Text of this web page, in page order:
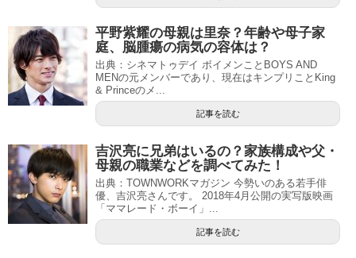
平野紫耀の母親は里奈？年齢や母子家
庭、脳腫瘍の病気の容体は？
出典：シネマトゥデイ ボイメンことBOYS AND
MENの元メンバーであり、現在はキンプリことKing
& Princeのメ...
記事を読む
吉沢亮に兄弟はいるの？家族構成や父・
母親の職業などを調べてみた！
出典：TOWNWORKマガジン 今勢いのある若手俳
優、吉沢亮さんです。 2018年4月公開の実写版映画
「ママレード・ボーイ」...
記事を読む